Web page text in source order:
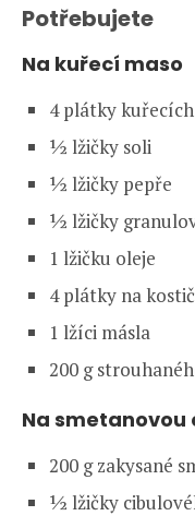
Potřebujete
Na kuřecí maso
4 plátky
½ lžičky soli
½ lžičky pepře
½ lžičky
1 lžičku oleje
4 plátky na
1 lžíci másla
200 g
Na smetanovou
200 g zakysané
½ lžičky